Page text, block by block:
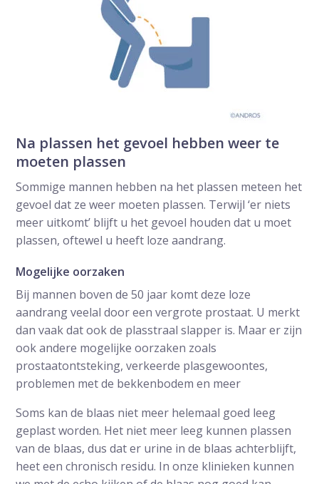
Na plassen het gevoel hebben weer te
moeten plassen
Sommige mannen hebben na het plassen meteen het
gevoel dat ze weer moeten plassen. Terwijl ‘er niets
meer uitkomt’ blijft u het gevoel houden dat u moet
plassen, oftewel u heeft loze aandrang.
Mogelijke oorzaken
Bij mannen boven de 50 jaar komt deze loze
aandrang veelal door een vergrote prostaat. U merkt
dan vaak dat ook de plasstraal slapper is. Maar er zijn
ook andere mogelijke oorzaken zoals
prostaatontsteking, verkeerde plasgewoontes,
problemen met de bekkenbodem en meer
Soms kan de blaas niet meer helemaal goed leeg
geplast worden. Het niet meer leeg kunnen plassen
van de blaas, dus dat er urine in de blaas achterblijft,
heet een chronisch residu. In onze klinieken kunnen